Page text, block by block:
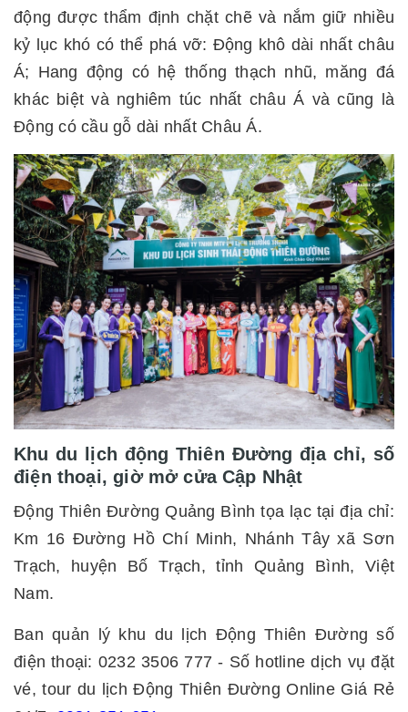
động được thẩm định chặt chẽ và nắm giữ nhiều
kỷ lục khó có thể phá vỡ: Động khô dài nhất châu
Á; Hang động có hệ thống thạch nhũ, măng đá
khác biệt và nghiêm túc nhất châu Á và cũng là
Động có cầu gỗ dài nhất Châu Á.
Khu du lịch động Thiên Đường địa chỉ, số
điện thoại, giờ mở cửa Cập Nhật
Động Thiên Đường Quảng Bình tọa lạc tại địa chỉ:
Km 16 Đường Hồ Chí Minh, Nhánh Tây xã Sơn
Trạch, huyện Bố Trạch, tỉnh Quảng Bình, Việt
Nam.
Ban quản lý khu du lịch Động Thiên Đường số
điện thoại: 0232 3506 777 - Số hotline dịch vụ đặt
vé, tour du lịch Động Thiên Đường Online Giá Rẻ